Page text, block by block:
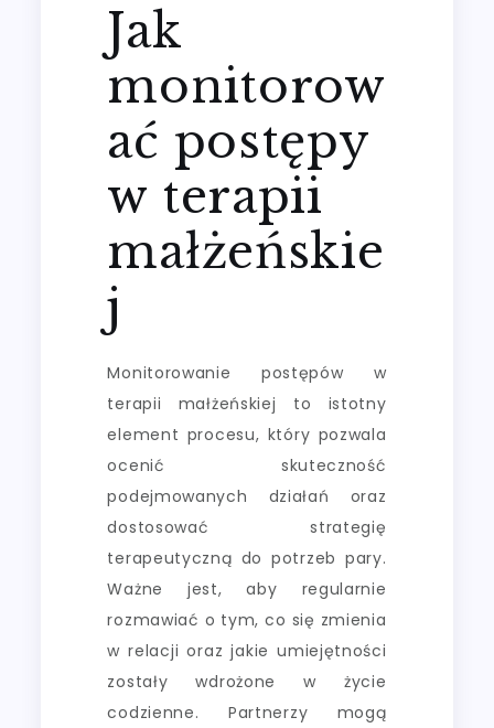
Jak
monitorow
ać postępy
w terapii
małżeńskie
j
Monitorowanie postępów w
terapii małżeńskiej to istotny
element procesu, który pozwala
ocenić skuteczność
podejmowanych działań oraz
dostosować strategię
terapeutyczną do potrzeb pary.
Ważne jest, aby regularnie
rozmawiać o tym, co się zmienia
w relacji oraz jakie umiejętności
zostały wdrożone w życie
codzienne. Partnerzy mogą